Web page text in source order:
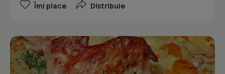
Îmi place Distribuie